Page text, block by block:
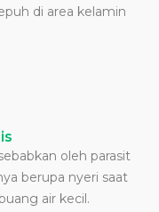
di area kelamin
oleh parasit
berupa nyeri saat
air kecil.